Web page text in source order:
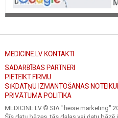
MEDICINE.LV KONTAKTI
SADARBĪBAS PARTNERI
PIETEIKT FIRMU
SĪKDATŅU IZMANTOŠANAS
PRIVĀTUMA POLITIKA
MEDICINE.LV © SIA "heise marketing"